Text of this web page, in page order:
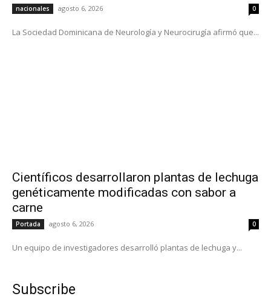
nacionales agosto 6, 2026 0
La Sociedad Dominicana de Neurología y Neurocirugía afirmó que...
Científicos desarrollaron plantas de lechuga
genéticamente modificadas con sabor a
carne
Portada agosto 6, 2026 0
Un equipo de investigadores desarrolló plantas de lechuga y...
Subscribe